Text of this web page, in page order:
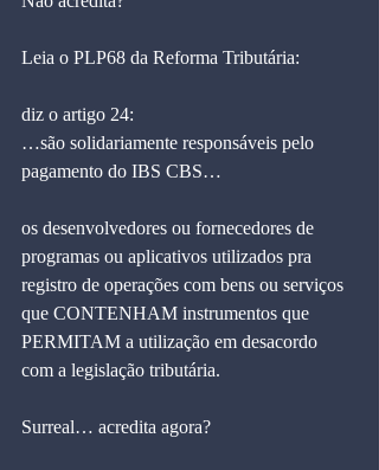
Leia o PLP68 da Reforma Tributária:
diz o artigo 24:
…são solidariamente responsáveis pelo
pagamento do IBS CBS…
os desenvolvedores ou fornecedores de
programas ou aplicativos utilizados pra
registro de operações com bens ou serviços
que CONTENHAM instrumentos que
PERMITAM a utilização em desacordo
com a legislação tributária.
Surreal… acredita agora?